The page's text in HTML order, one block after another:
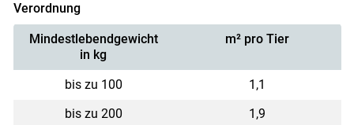
Verordnung
Mindestlebendgewicht
in kg
m² pro Tier
bis zu 100
1,1
bis zu 200
1,9